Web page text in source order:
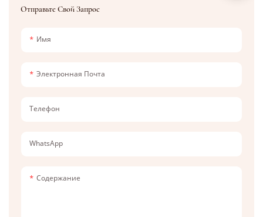
Отправьте Свой Запрос
Имя
Электронная Почта
Телефон
WhatsApp
Содержание